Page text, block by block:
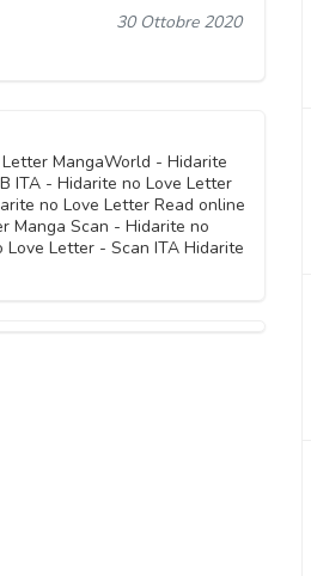
30 Ottobre 2020
MangaWorld - Hidarite
ITA - Hidarite no Love Letter
no Love Letter Read online
Manga Scan - Hidarite no
Letter - Scan ITA Hidarite